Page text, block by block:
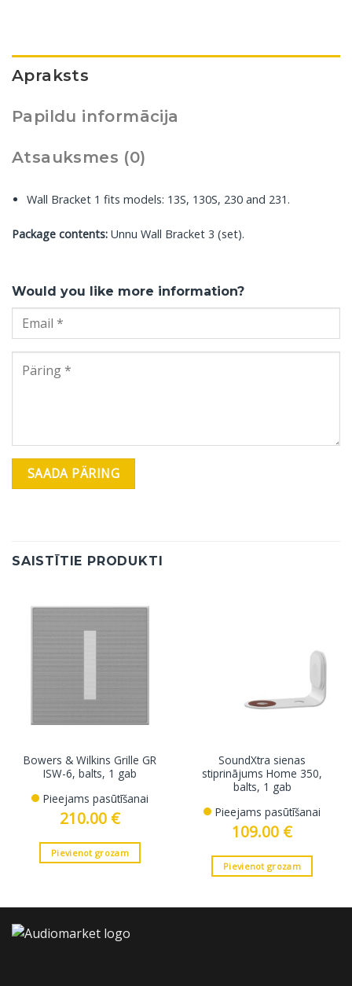
Apraksts
Papildu informācija
Atsauksmes (0)
Wall Bracket 1 fits models: 13S, 130S, 230 and 231.
Package contents: Unnu Wall Bracket 3 (set).
Would you like more information?
SAISTĪTIE PRODUKTI
Bowers & Wilkins Grille GR
ISW-6, balts, 1 gab
Pieejams pasūtīšanai
210.00 €
Pievienot grozam
SoundXtra sienas
stiprinājums Home 350,
balts, 1 gab
Pieejams pasūtīšanai
109.00 €
Pievienot grozam